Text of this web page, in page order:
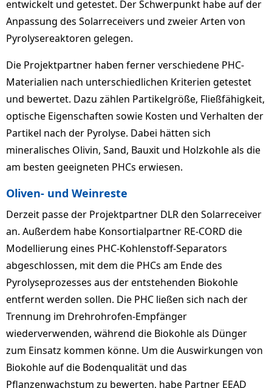
entwickelt und getestet. Der Schwerpunkt habe auf der
Anpassung des Solarreceivers und zweier Arten von
Pyrolysereaktoren gelegen.
Die Projektpartner haben ferner verschiedene PHC-
Materialien nach unterschiedlichen Kriterien getestet
und bewertet. Dazu zählen Partikelgröße, Fließfähigkeit,
optische Eigenschaften sowie Kosten und Verhalten der
Partikel nach der Pyrolyse. Dabei hätten sich
mineralisches Olivin, Sand, Bauxit und Holzkohle als die
am besten geeigneten PHCs erwiesen.
Oliven- und Weinreste
Derzeit passe der Projektpartner DLR den Solarreceiver
an. Außerdem habe Konsortialpartner RE-CORD die
Modellierung eines PHC-Kohlenstoff-Separators
abgeschlossen, mit dem die PHCs am Ende des
Pyrolyseprozesses aus der entstehenden Biokohle
entfernt werden sollen. Die PHC ließen sich nach der
Trennung im Drehrohrofen-Empfänger
wiederverwenden, während die Biokohle als Dünger
zum Einsatz kommen könne. Um die Auswirkungen von
Biokohle auf die Bodenqualität und das
Pflanzenwachstum zu bewerten, habe Partner EEAD